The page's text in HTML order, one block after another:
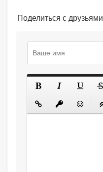
Поделиться с друзьями